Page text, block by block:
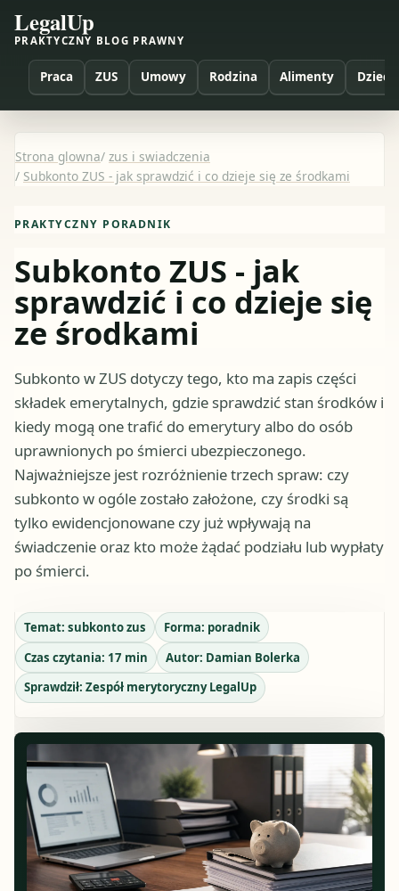
LegalUp
PRAKTYCZNY BLOG PRAWNY
Praca ZUS Umowy Rodzina Alimenty Dzieci
Strona glowna/ zus i swiadczenia
/ Subkonto ZUS - jak sprawdzić i co dzieje się ze środkami
PRAKTYCZNY PORADNIK
Subkonto ZUS - jak
sprawdzić i co dzieje się
ze środkami
Subkonto w ZUS dotyczy tego, kto ma zapis części
składek emerytalnych, gdzie sprawdzić stan środków i
kiedy mogą one trafić do emerytury albo do osób
uprawnionych po śmierci ubezpieczonego.
Najważniejsze jest rozróżnienie trzech spraw: czy
subkonto w ogóle zostało założone, czy środki są
tylko ewidencjonowane czy już wpływają na
świadczenie oraz kto może żądać podziału lub wypłaty
po śmierci.
Temat: subkonto zus Forma: poradnik
Czas czytania: 17 min Autor: Damian Bolerka
Sprawdził: Zespół merytoryczny LegalUp